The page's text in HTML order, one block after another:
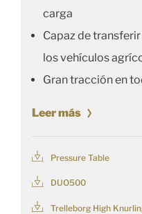
carga
Capaz de
los vehículos
Gran tracción en
Leer más
Pressure Table
DUO500
Trelleborg High